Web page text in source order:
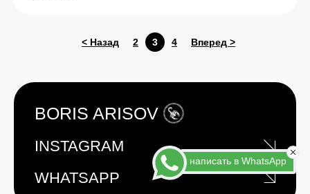
< Назад 2 3 4 Вперед >
BORIS ARISOV
INSTAGRAM
WHATSAPP
написать в WhatsApp